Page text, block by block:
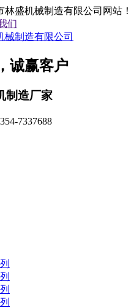
林盛机械制造有限公司网站！
们
诚赢客户
制造厂家
7337688